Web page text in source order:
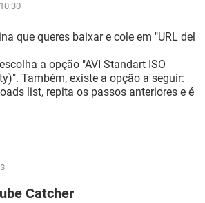
que queres baixar e cole em "URL del
a opção "AVI Standart ISO
Também, existe a opção a seguir:
list, repita os passos anteriores e é
Catcher